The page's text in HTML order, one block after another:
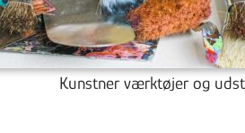
Kunstner værktøjer og